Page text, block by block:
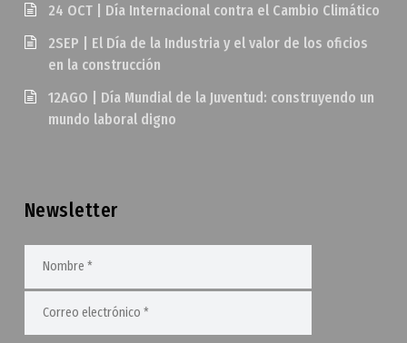
24 OCT | Día Internacional contra el Cambio Climático
2SEP | El Día de la Industria y el valor de los oficios
en la construcción
12AGO | Día Mundial de la Juventud: construyendo un
mundo laboral digno
Newsletter